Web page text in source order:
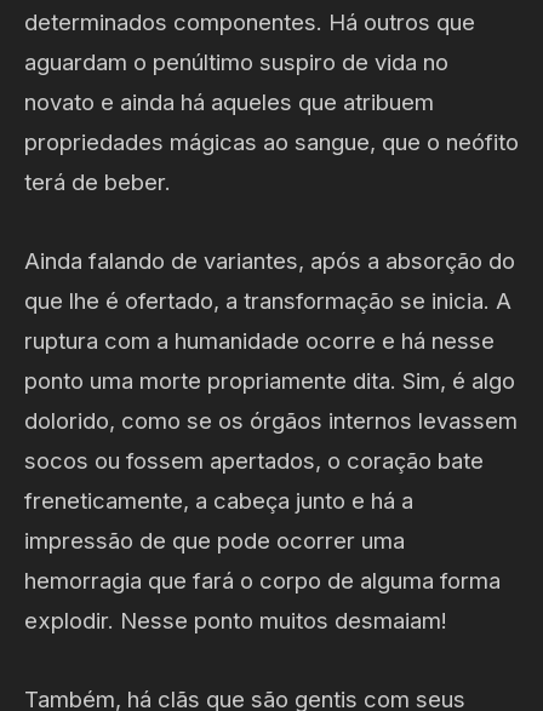
determinados componentes. Há outros que
aguardam o penúltimo suspiro de vida no
novato e ainda há aqueles que atribuem
propriedades mágicas ao sangue, que o neófito
terá de beber.
Ainda falando de variantes, após a absorção do
que lhe é ofertado, a transformação se inicia. A
ruptura com a humanidade ocorre e há nesse
ponto uma morte propriamente dita. Sim, é algo
dolorido, como se os órgãos internos levassem
socos ou fossem apertados, o coração bate
freneticamente, a cabeça junto e há a
impressão de que pode ocorrer uma
hemorragia que fará o corpo de alguma forma
explodir. Nesse ponto muitos desmaiam!
Também, há clãs que são gentis com seus